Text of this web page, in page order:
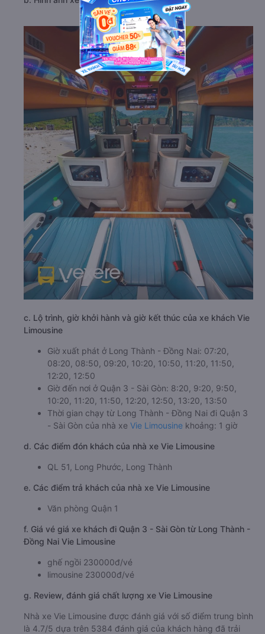
c. Lộ trình, giờ khởi hành và giờ kết thúc của xe khách Vie
Limousine
Giờ xuất phát ở Long Thành - Đồng Nai: 07:20,
08:20, 08:50, 09:20, 10:20, 10:50, 11:20, 11:50,
12:20, 12:50
Giờ đến nơi ở Quận 3 - Sài Gòn: 8:20, 9:20, 9:50,
10:20, 11:20, 11:50, 12:20, 12:50, 13:20, 13:50
Thời gian chạy từ Long Thành - Đồng Nai đi Quận 3
- Sài Gòn của nhà xe Vie Limousine khoảng: 1 giờ
d. Các điểm đón khách của nhà xe Vie Limousine
QL 51, Long Phước, Long Thành
e. Các điểm trả khách của nhà xe Vie Limousine
Văn phòng Quận 1
f. Giá vé giá xe khách đi Quận 3 - Sài Gòn từ Long Thành -
Đồng Nai Vie Limousine
ghế ngồi 230000đ/vé
limousine 230000đ/vé
g. Review, đánh giá chất lượng xe Vie Limousine
Nhà xe Vie Limousine được đánh giá với số điểm trung bình
là 4.7/5 dựa trên 5384 đánh giá của khách hàng đã trải